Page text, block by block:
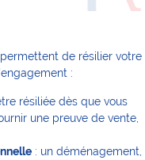
de résilier votre
:
résiliée dès que vous
une preuve de vente,
: un déménagement,